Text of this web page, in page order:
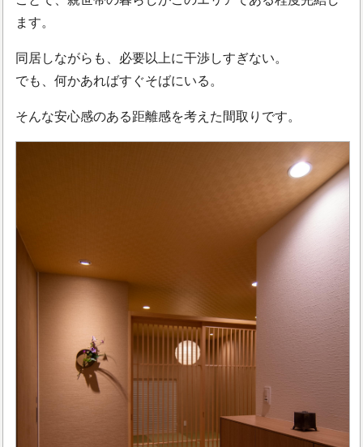
ます。
同居しながらも、必要以上に干渉しすぎない。
でも、何かあればすぐそばにいる。
そんな安心感のある距離感を考えた間取りです。